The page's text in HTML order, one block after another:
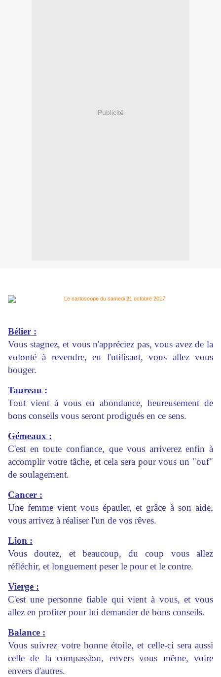
Publicité
Bélier :
Vous stagnez, et vous n'appréciez pas, vous avez de la
volonté à revendre, en l'utilisant, vous allez vous
bouger.
Taureau :
Tout vient à vous en abondance, heureusement de
bons conseils vous seront prodigués en ce sens.
Gémeaux :
C'est en toute confiance, que vous arriverez enfin à
accomplir votre tâche, et cela sera pour vous un "ouf"
de soulagement.
Cancer :
Une femme vient vous épauler, et grâce à son aide,
vous arrivez à réaliser l'un de vos rêves.
Lion :
Vous doutez, et beaucoup, du coup vous allez
réfléchir, et longuement peser le pour et le contre.
Vierge :
C'est une personne fiable qui vient à vous, et vous
allez en profiter pour lui demander de bons conseils.
Balance :
Vous suivrez votre bonne étoile, et celle-ci sera aussi
celle de la compassion, envers vous même, voire
envers d'autres.